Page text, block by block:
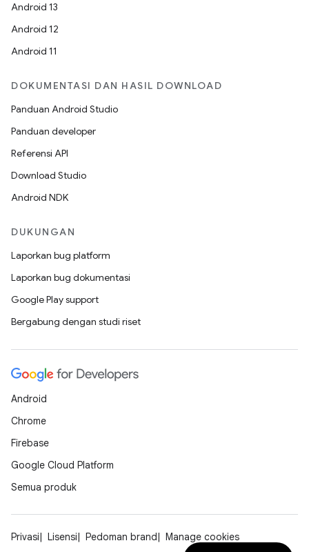
Android 13
Android 12
Android 11
DOKUMENTASI DAN HASIL DOWNLOAD
Panduan Android Studio
Panduan developer
Referensi API
Download Studio
Android NDK
DUKUNGAN
Laporkan bug platform
Laporkan bug dokumentasi
Google Play support
Bergabung dengan studi riset
Android
Chrome
Firebase
Google Cloud Platform
Semua produk
Privasi Lisensi Pedoman brand Manage cookies